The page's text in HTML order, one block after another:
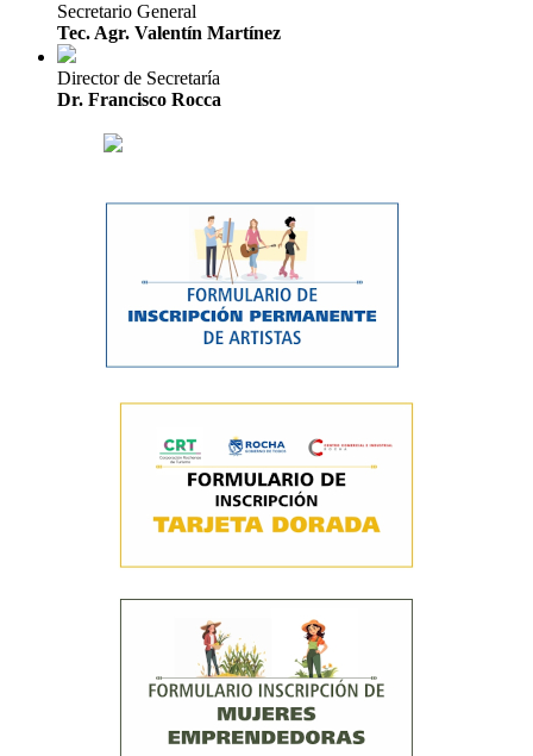
Secretario General
Tec. Agr. Valentín Martínez
Director de Secretaría
Dr. Francisco Rocca